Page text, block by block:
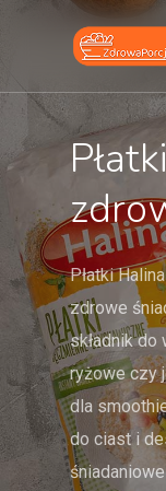
content
Płatki
Płatki
zdrowe
składnik do
ryżowe czy
dla
do ciast i